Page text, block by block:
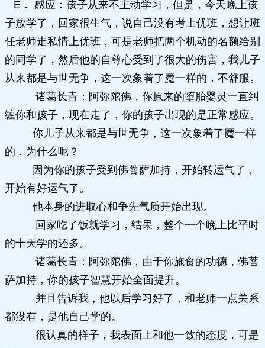
E． 感应：孩子从来不主动学习，但是，今天晚上孩
子放学了，回家很生气，说自己没有考上优班，想让班
任老师走私情上优班，可是老师把两个机动的名额给别
的同学了，然后他的自尊心受到了很大的伤害，我儿子
从来都是与世无争，这一次象着了魔一样的，不舒服。
诸葛长青：阿弥陀佛，你原来的堕胎婴灵一直纠
缠你和孩子，现在走了，你的孩子出现的是正常感应。
你儿子从来都是与世无争，这一次象着了魔一样
的，为什么呢？
因为你的孩子受到佛菩萨加持，开始转运气了，
开始有好运气了。
他本身的进取心和争先气质开始出现。
回家吃了饭就学习，结果，整个一个晚上比平时
的十天学的还多。
诸葛长青：阿弥陀佛，由于你施食的功德，佛菩
萨加持，你的孩子智慧开始全面提升。
并且告诉我，他以后学习好了，和老师一点关系
都没有，是他自己学的。
很认真的样子，我表面上和他一致的态度，可是